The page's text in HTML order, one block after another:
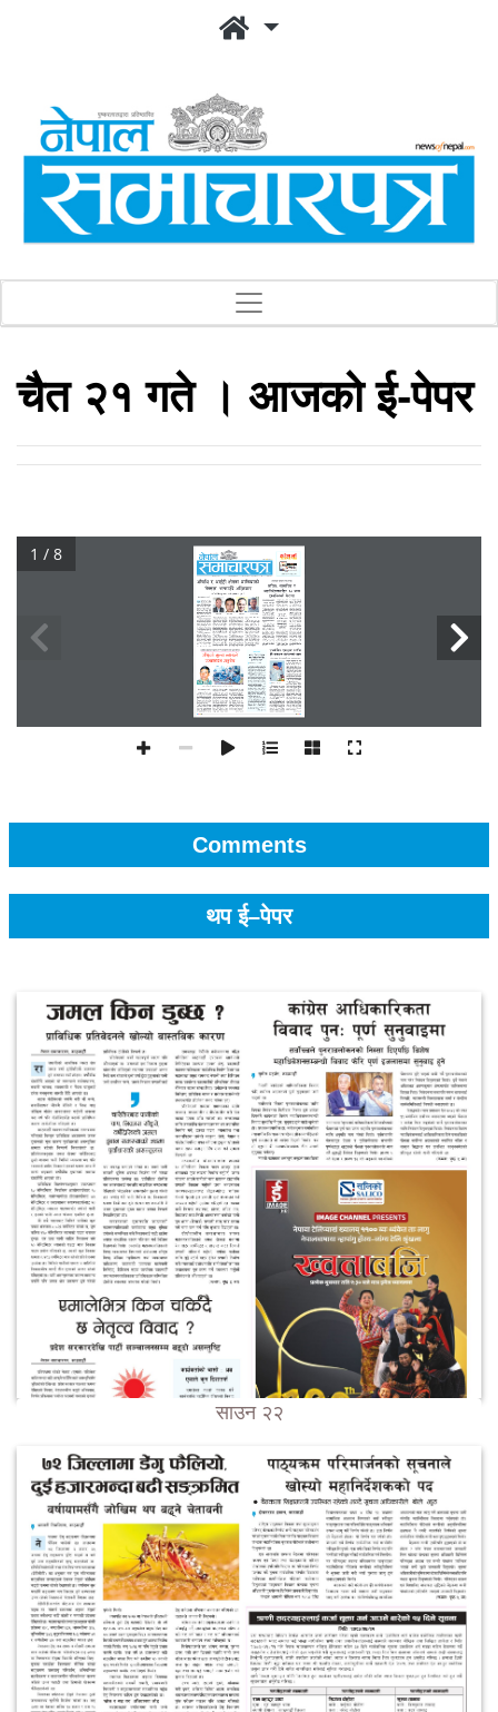
चैत २१ गते । आजको ई-पेपर
1 / 8
Comments
थप ई–पेपर
साउन २२